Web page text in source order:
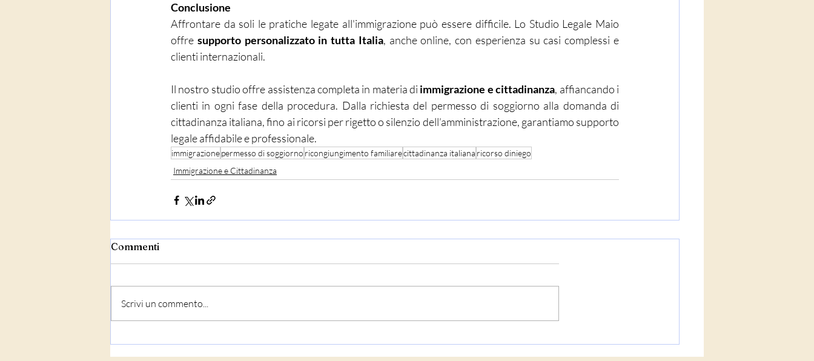
Conclusione
Affrontare da soli le pratiche legate all'immigrazione può essere difficile. Lo Studio Legale Maio
offre supporto personalizzato in tutta Italia, anche online, con esperienza su casi complessi e
clienti internazionali.
Il nostro studio offre assistenza completa in materia di immigrazione e cittadinanza, affiancando i
clienti in ogni fase della procedura. Dalla richiesta del permesso di soggiorno alla domanda di
cittadinanza italiana, fino ai ricorsi per rigetto o silenzio dell’amministrazione, garantiamo supporto
legale affidabile e professionale.
immigrazionepermesso di soggiorno ricongiungimento familiarecittadinanza italiana ricorso diniego
Immigrazione e Cittadinanza
Commenti
Scrivi un commento...